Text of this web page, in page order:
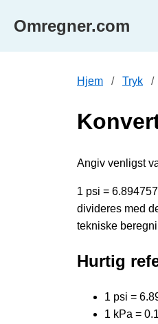
Omregner.com
Hjem Tryk
Angiv venligst
1 psi =
divideres med
tekniske
Hurtig
1 psi =
1 kPa =